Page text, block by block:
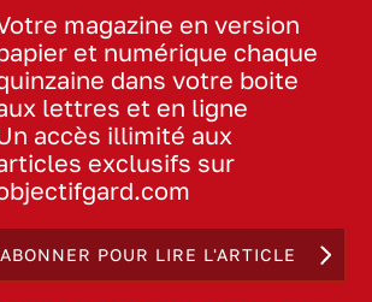
magazine en version
et numérique chaque
dans votre boite
lettres et en ligne
accès illimité aux
exclusifs sur
POUR LIRE L'ARTICLE